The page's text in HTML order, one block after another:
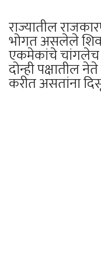
राज्यातील
भोगत असलेले
एकमेकांचे चांगलेच
दोन्ही पक्षातील
करीत असतांना